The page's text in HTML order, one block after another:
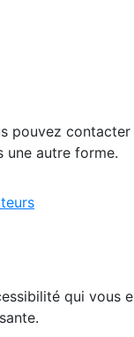
pouvez
une autre forme.
qui vous